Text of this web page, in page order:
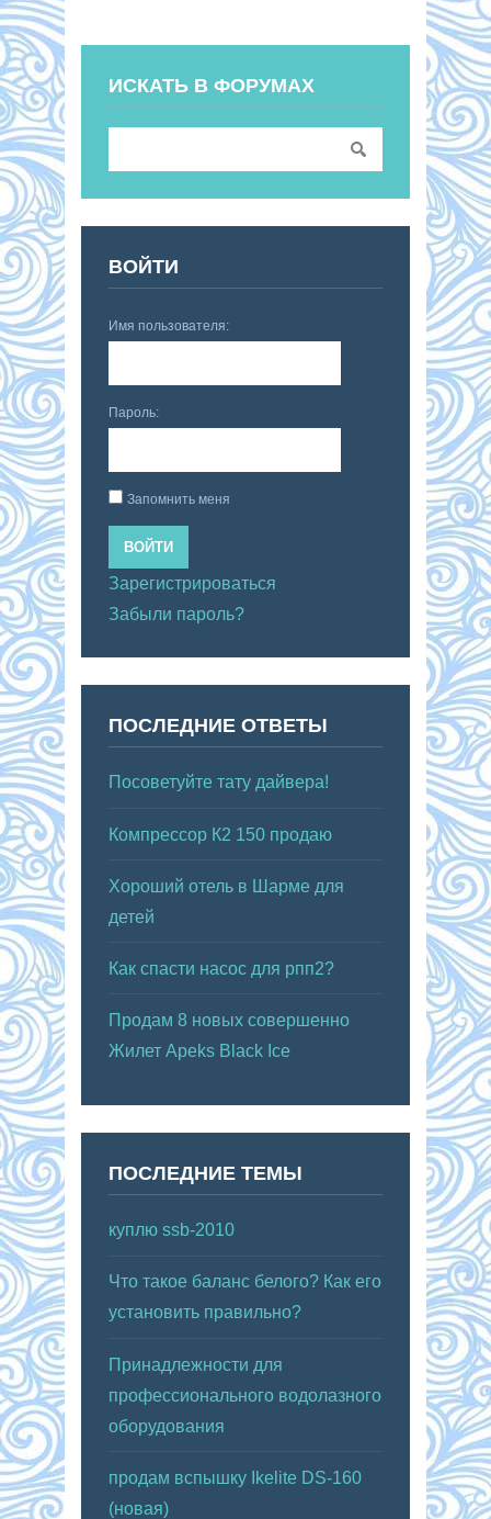
ИСКАТЬ В ФОРУМАХ
ВОЙТИ
Имя пользователя:
Пароль:
Запомнить меня
ВОЙТИ
Зарегистрироваться
Забыли пароль?
ПОСЛЕДНИЕ ОТВЕТЫ
Посоветуйте тату дайвера!
Компрессор К2 150 продаю
Хороший отель в Шарме для
детей
Как спасти насос для рпп2?
Продам 8 новых совершенно
Жилет Apeks Black Ice
ПОСЛЕДНИЕ ТЕМЫ
куплю ssb-2010
Что такое баланс белого? Как его
установить правильно?
Принадлежности для
профессионального водолазного
оборудования
продам вспышку Ikelite DS-160
(новая)